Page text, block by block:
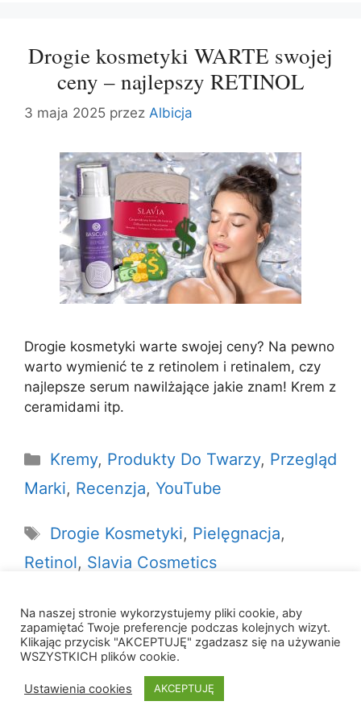
Drogie kosmetyki WARTE swojej
ceny – najlepszy RETINOL
3 maja 2025 przez Albicja
Drogie kosmetyki warte swojej ceny? Na pewno
warto wymienić te z retinolem i retinalem, czy
najlepsze serum nawilżające jakie znam! Krem z
ceramidami itp.
Kategorie
Kremy, Produkty Do Twarzy, Przegląd
Marki, Recenzja, YouTube
Tagi
Drogie Kosmetyki, Pielęgnacja,
Retinol, Slavia Cosmetics
© 2026 W Krainie Składów• Zbudowany z
GeneratePress
Na naszej stronie wykorzystujemy pliki cookie, aby
zapamiętać Twoje preferencje podczas kolejnych wizyt.
Klikając przycisk "AKCEPTUJĘ" zgadzasz się na używanie
WSZYSTKICH plików cookie.
Ustawienia cookies AKCEPTUJĘ